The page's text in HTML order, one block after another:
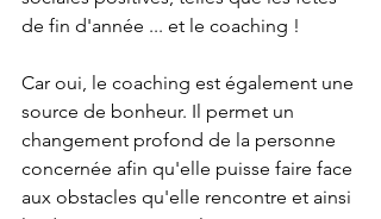
de fin d'année ... et le coaching !
Car oui, le coaching est également une
source de bonheur. Il permet un
changement profond de la personne
concernée afin qu'elle puisse faire face
aux obstacles qu'elle rencontre et ainsi